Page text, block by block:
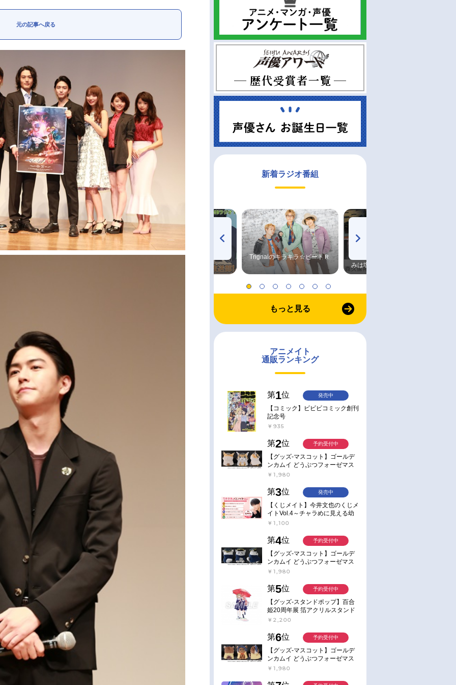
元の記事へ戻る
新着ラジオ番組
TVアニメ『戦隊大失格』
ハイキュー!! 烏野高校放送部! Trignalのキラキラ☆ビートＲ
みは塩だけ
もっと見る
アニメイト
通販ランキング
第1位
【コミック】ビビビコミック創刊
記念号
￥935
発売中
第2位
【グッズ-マスコット】ゴールデ
ンカムイ どうぶつフォーゼマス
コット 4.尾形百之助【再販】
￥1,980
予約受付中
第3位
【くじメイト】今井文也のくじメ
イトVol.4～チャラめに見える幼
馴染、実は一途で独占欲が強いん
￥1,100
発売中
第4位
【グッズ-マスコット】ゴールデ
ンカムイ どうぶつフォーゼマス
コット 5.月島軍曹【再販】
￥1,980
予約受付中
第5位
【グッズ-スタンドポップ】百合
姫20周年展 箔アクリルスタンド
E：あおのなち
￥2,200
予約受付中
第6位
【グッズ-マスコット】ゴールデ
ンカムイ どうぶつフォーゼマス
コット 6.鯉登少尉【再販】
￥1,980
予約受付中